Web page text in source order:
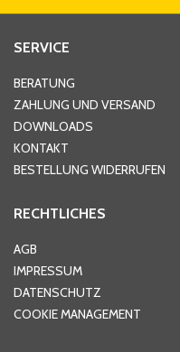
Hausnummer
Ort*
Telefon
SERVICE
BERATUNG
ZAHLUNG UND VERSAND
DOWNLOADS
KONTAKT
BESTELLUNG WIDERRUFEN
RECHTLICHES
AGB
IMPRESSUM
DATENSCHUTZ
COOKIE MANAGEMENT